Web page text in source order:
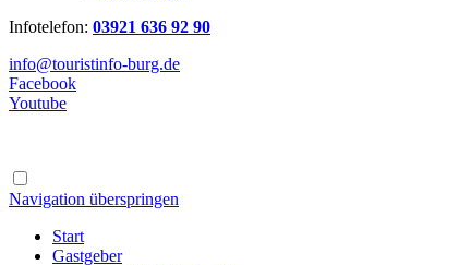
Infotelefon: 03921 636 92 90
info@touristinfo-burg.de
Facebook
Youtube
Navigation überspringen
Start
Gastgeber